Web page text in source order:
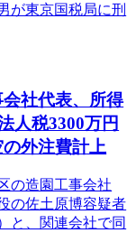
が東京国税局に刑
社代表、所得
人税3300万円
外注費計上
の造園工事会社
の佐土原博容疑者
と、関連会社で同